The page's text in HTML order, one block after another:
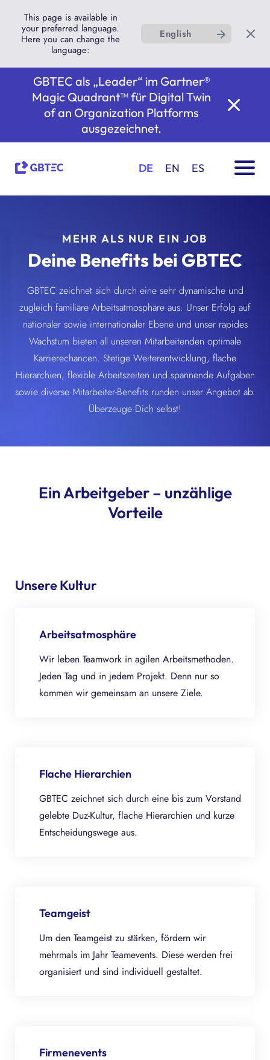
This page is available in
your preferred language.
Here you can change the
language:
English
GBTEC als „Leader“ im Gartner®
Magic Quadrant™ für Digital Twin
of an Organization Platforms
ausgezeichnet.
DE EN ES
MEHR ALS NUR EIN JOB
Deine Benefits bei GBTEC
GBTEC zeichnet sich durch eine sehr dynamische und
zugleich familiäre Arbeitsatmosphäre aus. Unser Erfolg auf
nationaler sowie internationaler Ebene und unser rapides
Wachstum bieten all unseren Mitarbeitenden optimale
Karrierechancen. Stetige Weiterentwicklung, flache
Hierarchien, flexible Arbeitszeiten und spannende Aufgaben
sowie diverse Mitarbeiter-Benefits runden unser Angebot ab.
Überzeuge Dich selbst!
Ein Arbeitgeber – unzählige
Vorteile
Unsere Kultur
Arbeitsatmosphäre
Wir leben Teamwork in agilen Arbeitsmethoden.
Jeden Tag und in jedem Projekt. Denn nur so
kommen wir gemeinsam an unsere Ziele.
Flache Hierarchien
GBTEC zeichnet sich durch eine bis zum Vorstand
gelebte Duz-Kultur, flache Hierarchien und kurze
Entscheidungswege aus.
Teamgeist
Um den Teamgeist zu stärken, fördern wir
mehrmals im Jahr Teamevents. Diese werden frei
organisiert und sind individuell gestaltet.
Firmenevents